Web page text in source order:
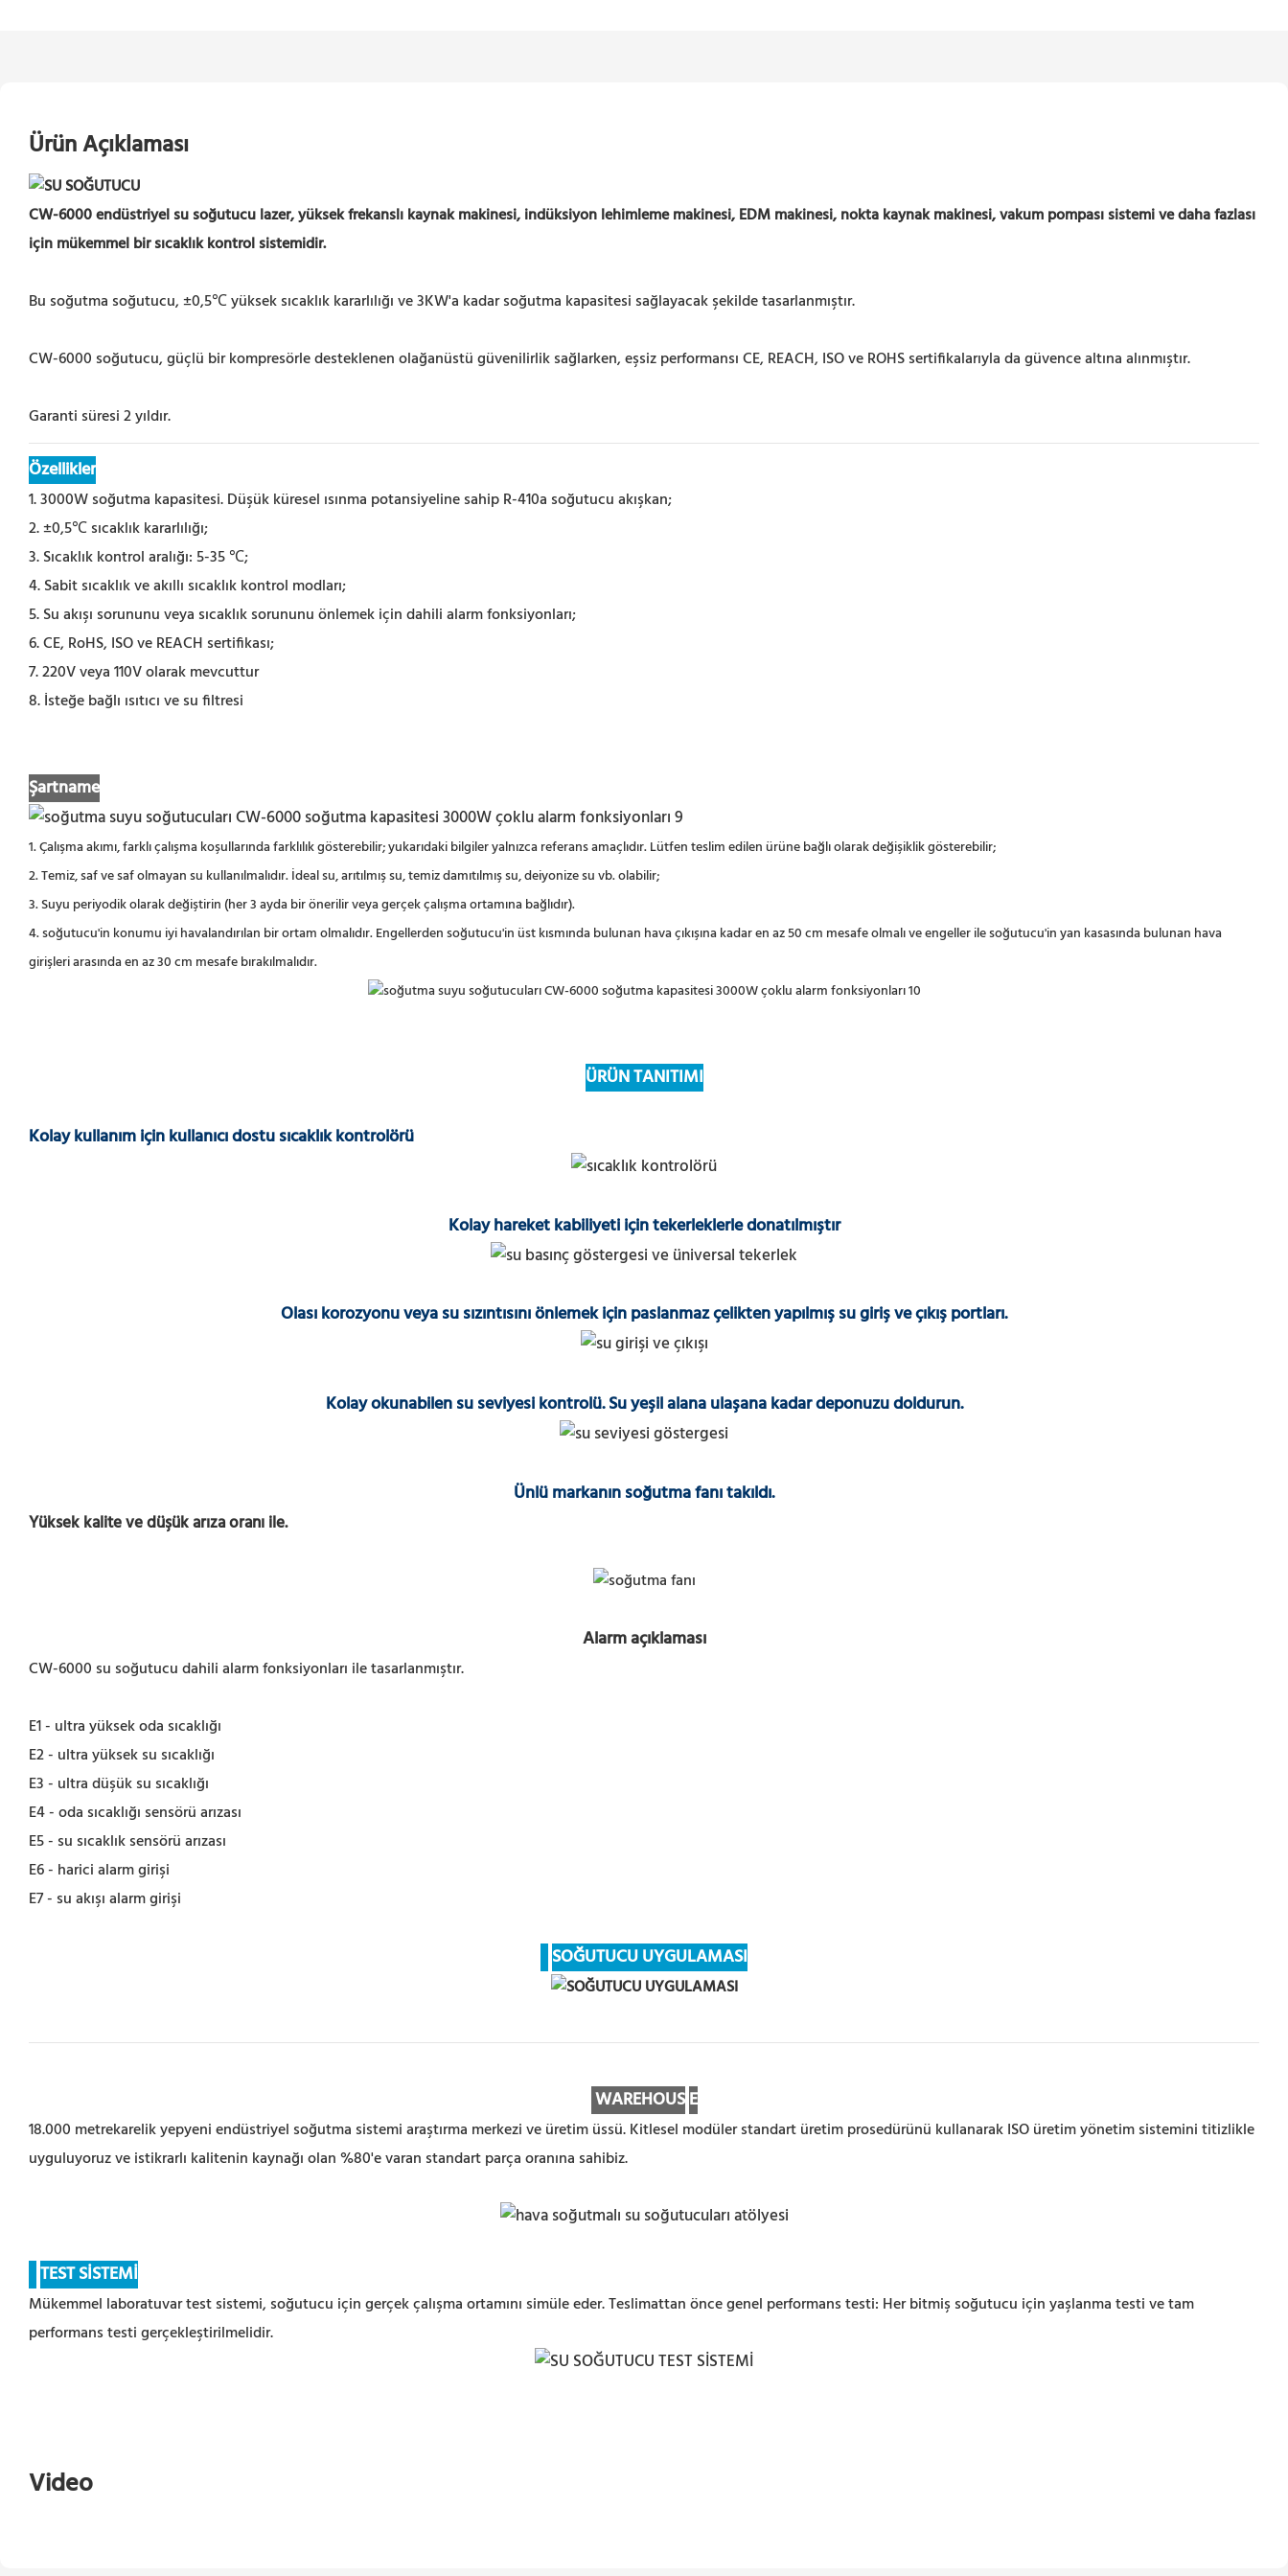
Ürün Açıklaması
CW-6000 endüstriyel su soğutucu lazer, yüksek frekanslı kaynak makinesi, indüksiyon lehimleme makinesi, EDM makinesi, nokta kaynak makinesi, vakum pompası sistemi ve daha fazlası
için mükemmel bir sıcaklık kontrol sistemidir.
Bu soğutma soğutucu, ±0,5℃ yüksek sıcaklık kararlılığı ve 3KW'a kadar soğutma kapasitesi sağlayacak şekilde tasarlanmıştır.
CW-6000 soğutucu, güçlü bir kompresörle desteklenen olağanüstü güvenilirlik sağlarken, eşsiz performansı CE, REACH, ISO ve ROHS sertifikalarıyla da güvence altına alınmıştır.
Garanti süresi 2 yıldır.
Özellikler
1. 3000W soğutma kapasitesi. Düşük küresel ısınma potansiyeline sahip R-410a soğutucu akışkan;
2. ±0,5℃ sıcaklık kararlılığı;
3. Sıcaklık kontrol aralığı: 5-35 ℃;
4. Sabit sıcaklık ve akıllı sıcaklık kontrol modları;
5. Su akışı sorununu veya sıcaklık sorununu önlemek için dahili alarm fonksiyonları;
6. CE, RoHS, ISO ve REACH sertifikası;
7. 220V veya 110V olarak mevcuttur
8. İsteğe bağlı ısıtıcı ve su filtresi
Şartname
1. Çalışma akımı, farklı çalışma koşullarında farklılık gösterebilir; yukarıdaki bilgiler yalnızca referans amaçlıdır. Lütfen teslim edilen ürüne bağlı olarak değişiklik gösterebilir;
2. Temiz, saf ve saf olmayan su kullanılmalıdır. İdeal su, arıtılmış su, temiz damıtılmış su, deiyonize su vb. olabilir;
3. Suyu periyodik olarak değiştirin (her 3 ayda bir önerilir veya gerçek çalışma ortamına bağlıdır).
4. soğutucu'in konumu iyi havalandırılan bir ortam olmalıdır. Engellerden soğutucu'in üst kısmında bulunan hava çıkışına kadar en az 50 cm mesafe olmalı ve engeller ile soğutucu'in yan kasasında bulunan hava
girişleri arasında en az 30 cm mesafe bırakılmalıdır.
ÜRÜN TANITIMI
Kolay kullanım için kullanıcı dostu sıcaklık kontrolörü
Kolay hareket kabiliyeti için tekerleklerle donatılmıştır
Olası korozyonu veya su sızıntısını önlemek için paslanmaz çelikten yapılmış su giriş ve çıkış portları.
Kolay okunabilen su seviyesi kontrolü. Su yeşil alana ulaşana kadar deponuzu doldurun.
Ünlü markanın soğutma fanı takıldı.
Yüksek kalite ve düşük arıza oranı ile.
Alarm açıklaması
CW-6000 su soğutucu dahili alarm fonksiyonları ile tasarlanmıştır.
E1 - ultra yüksek oda sıcaklığı
E2 - ultra yüksek su sıcaklığı
E3 - ultra düşük su sıcaklığı
E4 - oda sıcaklığı sensörü arızası
E5 - su sıcaklık sensörü arızası
E6 - harici alarm girişi
E7 - su akışı alarm girişi
SOĞUTUCU UYGULAMASI
WAREHOUSE
18.000 metrekarelik yepyeni endüstriyel soğutma sistemi araştırma merkezi ve üretim üssü. Kitlesel modüler standart üretim prosedürünü kullanarak ISO üretim yönetim sistemini titizlikle
uyguluyoruz ve istikrarlı kalitenin kaynağı olan %80'e varan standart parça oranına sahibiz.
TEST SİSTEMİ
Mükemmel laboratuvar test sistemi, soğutucu için gerçek çalışma ortamını simüle eder. Teslimattan önce genel performans testi: Her bitmiş soğutucu için yaşlanma testi ve tam
performans testi gerçekleştirilmelidir.
Video